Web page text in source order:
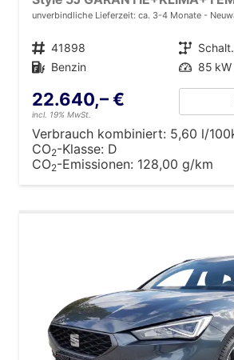
unverbindliche Lieferzeit: ca. 3-4 Monate
Fahrzeugnr. 41898 Getriebe
Kraftstoff Benzin Leistung 85 kW
22.640,– €
incl. 19% MwSt.
Verbrauch kombiniert: 5,60 l/
CO2-Klasse: D
CO2-Emissionen: 128,00 g/km